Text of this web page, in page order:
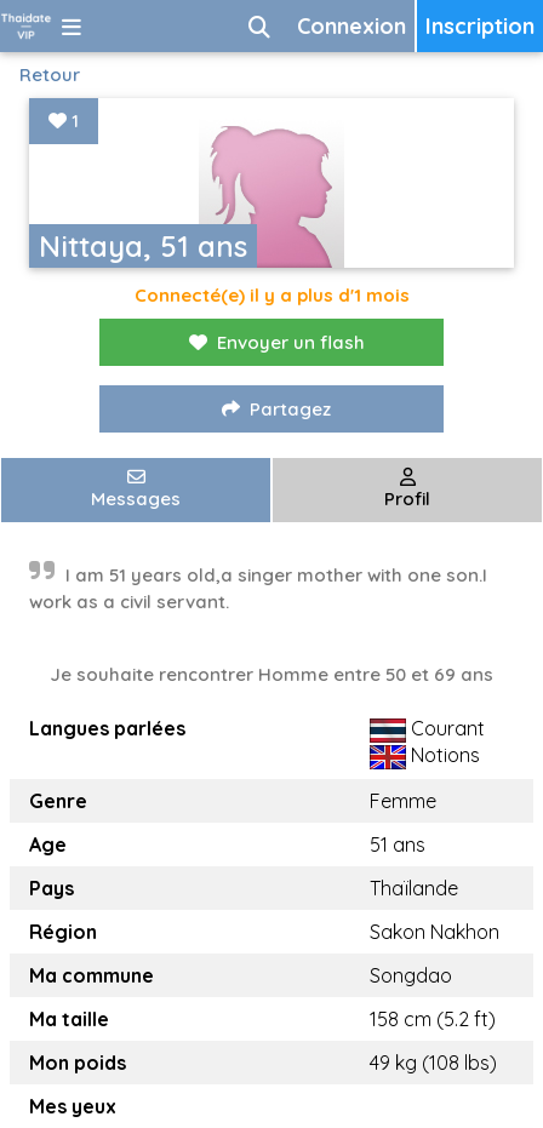
Inscription
Connexion
Retour
Nittaya, 51 ans
1
Connecté(e) il y a plus d'1 mois
Envoyer un flash
Partagez
Messages Profil
I am 51 years old,a singer mother with one son.I
work as a civil servant.
Je souhaite rencontrer Homme entre 50 et 69 ans
Langues parlées
Courant
Notions
Genre
Femme
Age
51 ans
Pays
Thaïlande
Région
Sakon Nakhon
Ma commune
Songdao
Ma taille
158 cm (5.2 ft)
Mon poids
49 kg (108 lbs)
Mes yeux